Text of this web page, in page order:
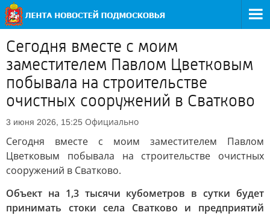
Сегодня вместе с моим
заместителем Павлом Цветковым
побывала на строительстве
очистных сооружений в Сватково
3 июня 2026, 15:25 Официально
Сегодня вместе с моим заместителем Павлом
Цветковым побывала на строительстве очистных
сооружений в Сватково.
Объект на 1,3 тысячи кубометров в сутки будет
принимать стоки села Сватково и предприятий